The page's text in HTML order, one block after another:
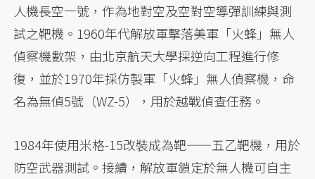
人機長空一號，作為地對空及空對空導彈訓練與測
試之靶機。1960年代解放軍擊落美軍「火蜂」無人
偵察機數架，由北京航天大學採逆向工程進行修
復，並於1970年採仿製軍「火蜂」無人偵察機，命
名為無偵5號（WZ-5），用於越戰偵查任務。
1984年使用米格-15改裝成為靶——五乙靶機，用於
防空武器測試。接續，解放軍鎖定於無人機可自主